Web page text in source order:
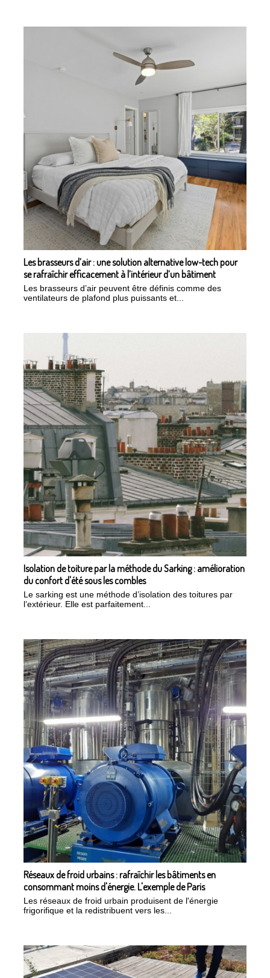
Les brasseurs d’air : une solution alternative low-tech pour
se rafraîchir efficacement à l’intérieur d’un bâtiment
Les brasseurs d’air peuvent être définis comme des
ventilateurs de plafond plus puissants et...
Isolation de toiture par la méthode du Sarking : amélioration
du confort d'été sous les combles
Le sarking est une méthode d’isolation des toitures par
l’extérieur. Elle est parfaitement...
Réseaux de froid urbains : rafraîchir les bâtiments en
consommant moins d'énergie. L'exemple de Paris
Les réseaux de froid urbain produisent de l'énergie
frigorifique et la redistribuent vers les...